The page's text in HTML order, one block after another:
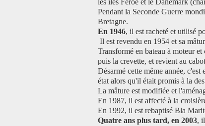
les îles Féroé et le Danemark
Pendant la Seconde Guerre
Bretagne.
En 1946, il est racheté et utilisé
Il est revendu en 1954 et sa
Transformé en bateau à moteur
puis la crevette, et revient au
Désarmé cette même année,
état alors qu'il était promis à la
La mâture est modifiée et
En 1987, il est affecté à la
En 1992, il est rebaptisé Bla
Quatre ans plus tard, en 2003,